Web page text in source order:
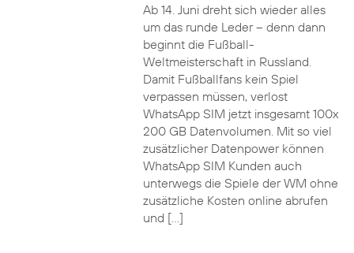
Ab 14. Juni dreht sich wieder alles
um das runde Leder – denn dann
beginnt die Fußball-
Weltmeisterschaft in Russland.
Damit Fußballfans kein Spiel
verpassen müssen, verlost
WhatsApp SIM jetzt insgesamt 100x
200 GB Datenvolumen. Mit so viel
zusätzlicher Datenpower können
WhatsApp SIM Kunden auch
unterwegs die Spiele der WM ohne
zusätzliche Kosten online abrufen
und […]